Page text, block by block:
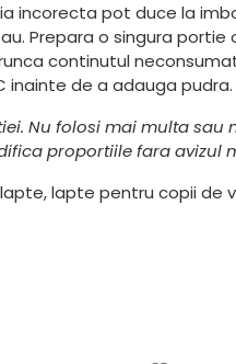
incorecta pot duce la
Prepara o singura
continutul
inainte de a adauga pudra.
Nu folosi mai multa
proportiile fara avizul
lapte, lapte pentru copii